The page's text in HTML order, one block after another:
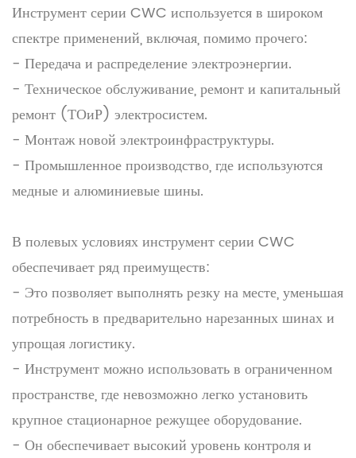
Инструмент серии CWC используется в широком
спектре применений, включая, помимо прочего:
- Передача и распределение электроэнергии.
- Техническое обслуживание, ремонт и капитальный
ремонт (ТОиР) электросистем.
- Монтаж новой электроинфраструктуры.
- Промышленное производство, где используются
медные и алюминиевые шины.
В полевых условиях инструмент серии CWC
обеспечивает ряд преимуществ:
- Это позволяет выполнять резку на месте, уменьшая
потребность в предварительно нарезанных шинах и
упрощая логистику.
- Инструмент можно использовать в ограниченном
пространстве, где невозможно легко установить
крупное стационарное режущее оборудование.
- Он обеспечивает высокий уровень контроля и